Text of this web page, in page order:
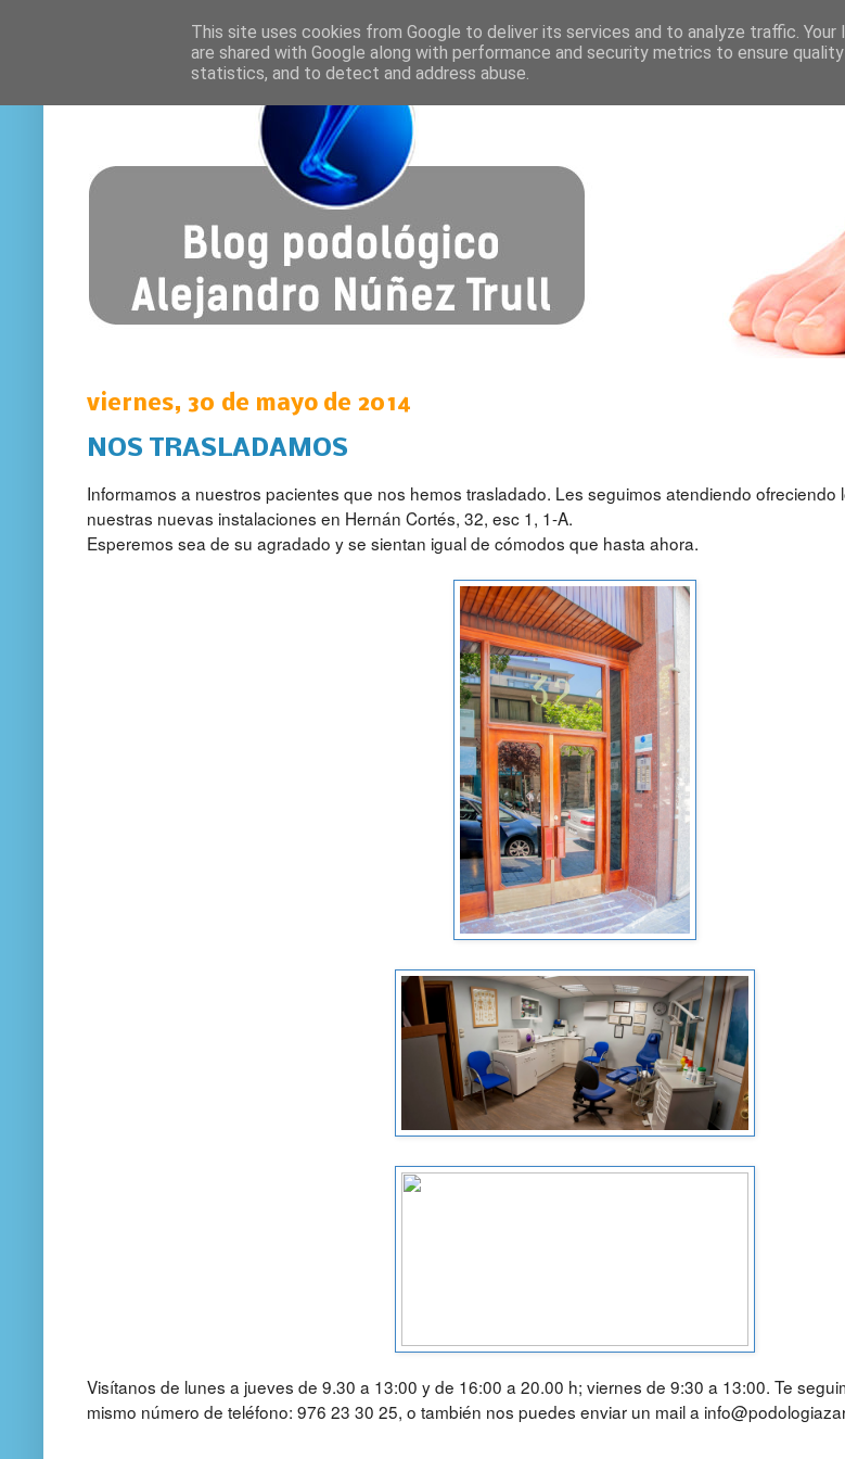
viernes, 30 de mayo de 2014
NOS TRASLADAMOS
Informamos a nuestros pacientes que nos hemos trasladado. Les seguimos atendiendo ofreciendo
nuestras nuevas instalaciones en Hernán Cortés, 32, esc 1, 1-A.
Esperemos sea de su agradado y se sientan igual de cómodos que hasta ahora.
Visítanos de lunes a jueves de 9.30 a 13:00 y de 16:00 a 20.00 h; viernes de 9:30 a 13:00. Te
mismo número de teléfono: 976 23 30 25, o también nos puedes enviar un mail a
This site uses cookies from Google to deliver its services and to analyze traffic. Your
are shared with Google along with performance and security metrics to ensure
statistics, and to detect and address abuse.